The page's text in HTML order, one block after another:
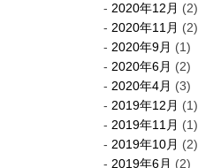
2020年12月 (2)
2020年11月 (2)
2020年9月 (1)
2020年6月 (2)
2020年4月 (3)
2019年12月 (1)
2019年11月 (1)
2019年10月 (2)
2019年6月 (2)